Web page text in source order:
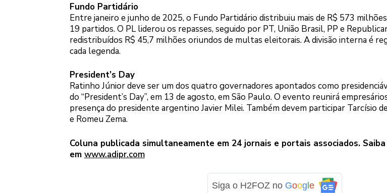
Fundo Partidário
Entre janeiro e junho de 2025, o Fundo Partidário distribuiu mais de R$ 573
19 partidos. O PL liderou os repasses, seguido por PT, União Brasil, PP e
redistribuídos R$ 45,7 milhões oriundos de multas eleitorais. A divisão interna é
cada legenda.
President’s Day
Ratinho Júnior deve ser um dos quatro governadores apontados como
do “President’s Day”, em 13 de agosto, em São Paulo. O evento reunirá
presença do presidente argentino Javier Milei. Também devem participar Tarcísio
e Romeu Zema.
Coluna publicada simultaneamente em 24 jornais e portais associados. Saiba
em www.adipr.com
Siga o H2FOZ no Goog le